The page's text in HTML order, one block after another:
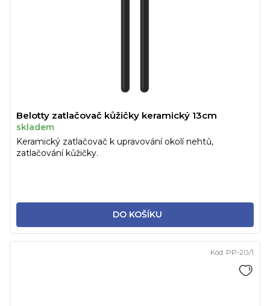
Belotty zatlačovač kůžičky keramický 13cm
skladem
DO KOŠÍKU
Keramický zatlačovač k upravování okolí nehtů,
zatlačování kůžičky.
Kód: PP-20/1